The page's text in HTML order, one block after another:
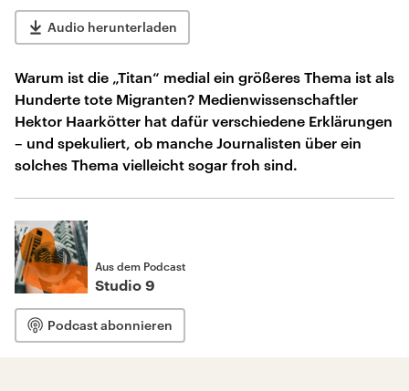
Audio herunterladen
Warum ist die „Titan“ medial ein größeres Thema ist als
Hunderte tote Migranten? Medienwissenschaftler
Hektor Haarkötter hat dafür verschiedene Erklärungen
– und spekuliert, ob manche Journalisten über ein
solches Thema vielleicht sogar froh sind.
Aus dem Podcast
Studio 9
Podcast abonnieren